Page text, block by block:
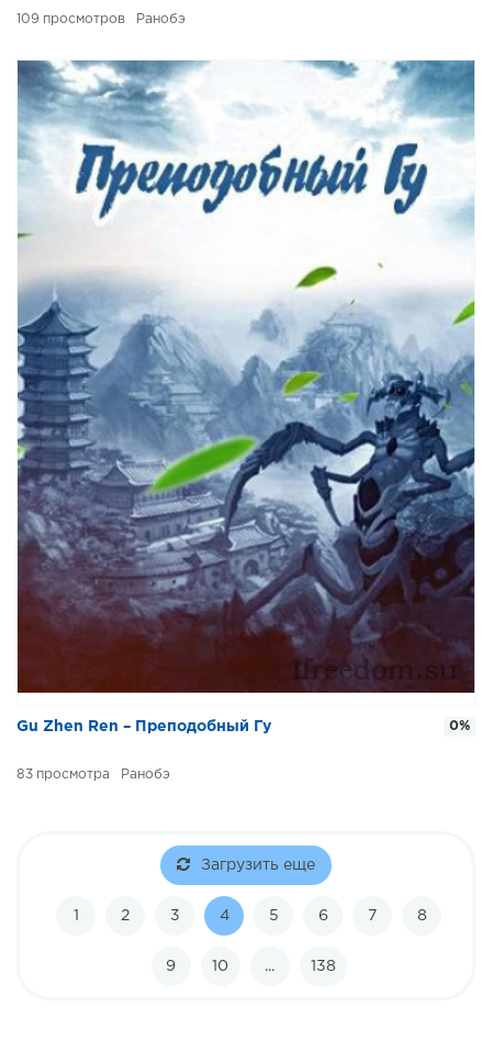
109 Ранобэ
Gu Zhen Ren – Преподобный Гу
83 Ранобэ
0%
Загрузить еще
1 2 3 4 5 6 7 8
9 10 ... 138